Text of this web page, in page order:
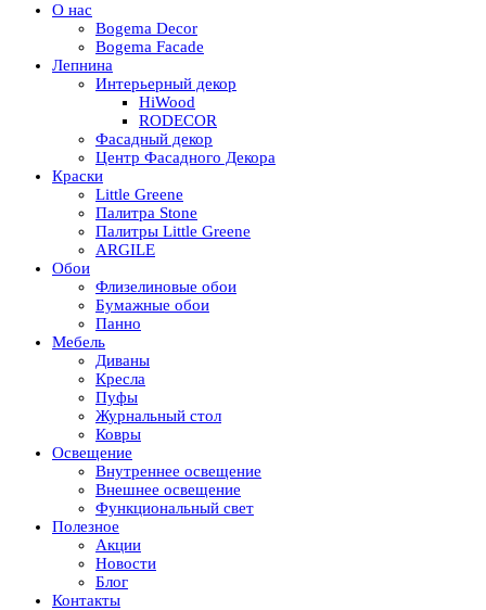
О нас
Bogema Decor
Bogema Facade
Лепнина
Интерьерный декор
HiWood
RODECOR
Фасадный декор
Центр Фасадного Декора
Краски
Little Greene
Палитра Stone
Палитры Little Greene
ARGILE
Обои
Флизелиновые обои
Бумажные обои
Панно
Мебель
Диваны
Кресла
Пуфы
Журнальный стол
Ковры
Освещение
Внутреннее освещение
Внешнее освещение
Функциональный свет
Полезное
Акции
Новости
Блог
Контакты